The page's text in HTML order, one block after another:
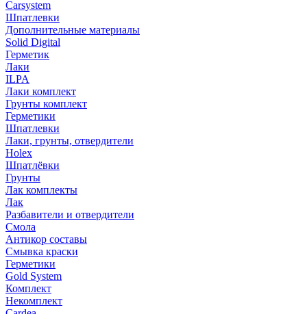
Carsystem
Шпатлевки
Дополнительные материалы
Solid Digital
Герметик
Лаки
ILPA
Лаки комплект
Грунты комплект
Герметики
Шпатлевки
Лаки, грунты, отвердители
Holex
Шпатлёвки
Грунты
Лак комплекты
Лак
Разбавители и отвердители
Смола
Антикор составы
Смывка краски
Герметики
Gold System
Комплект
Некомплект